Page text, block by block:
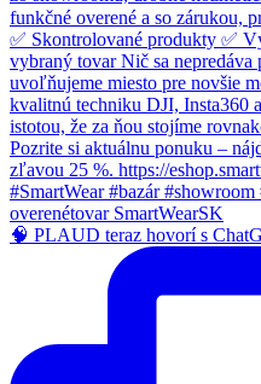
🧠 PLAUD teraz hovorí s